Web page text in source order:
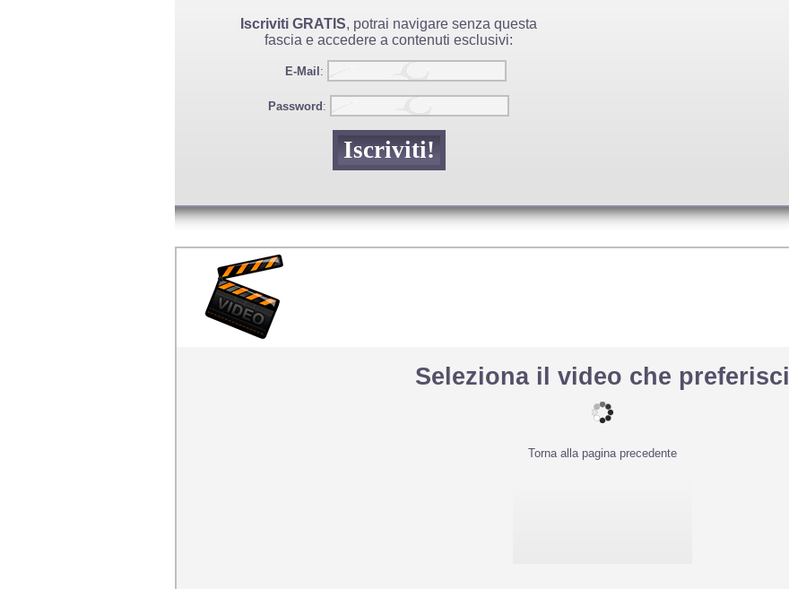
Iscriviti GRATIS, potrai navigare senza questa
fascia e accedere a contenuti esclusivi:
E-Mail :
Password :
Seleziona il video che preferisci
Torna alla pagina precedente